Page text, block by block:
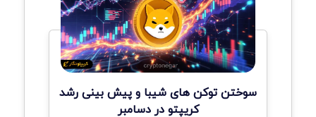
سوختن توکن های شیبا و پیش بینی رشد
کریپتو در دسامبر